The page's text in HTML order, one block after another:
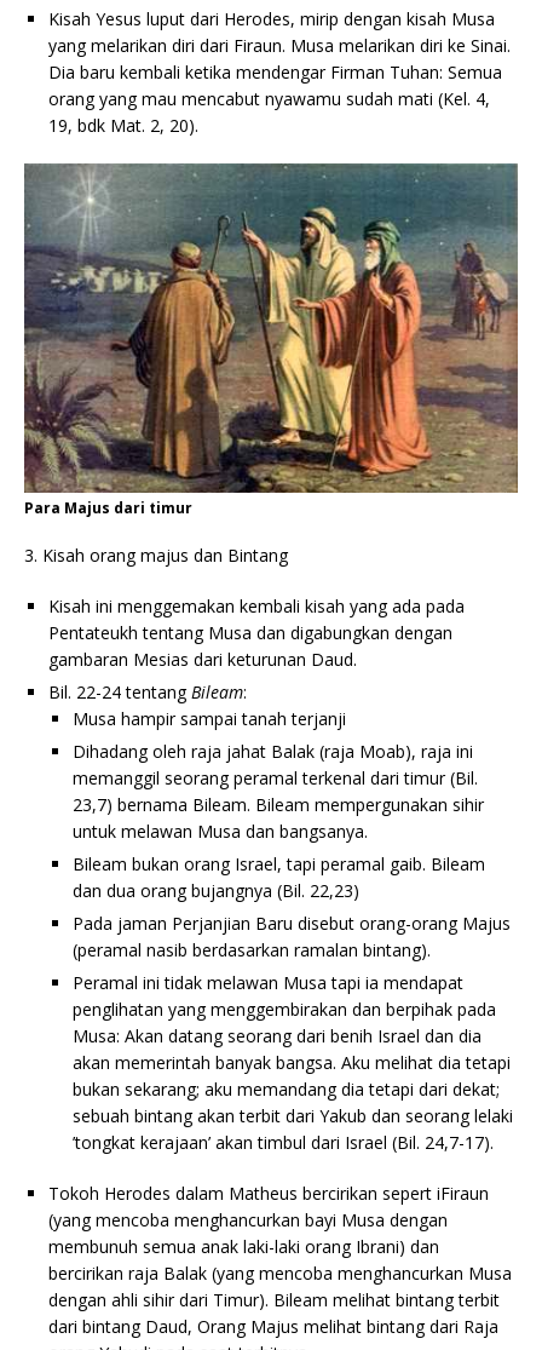
Kisah Yesus luput dari Herodes, mirip dengan kisah Musa
yang melarikan diri dari Firaun. Musa melarikan diri ke Sinai.
Dia baru kembali ketika mendengar Firman Tuhan: Semua
orang yang mau mencabut nyawamu sudah mati (Kel. 4,
19, bdk Mat. 2, 20).
Para Majus dari timur
3. Kisah orang majus dan Bintang
Kisah ini menggemakan kembali kisah yang ada pada
Pentateukh tentang Musa dan digabungkan dengan
gambaran Mesias dari keturunan Daud.
Bil. 22-24 tentang Bileam:
Musa hampir sampai tanah terjanji
Dihadang oleh raja jahat Balak (raja Moab), raja ini
memanggil seorang peramal terkenal dari timur (Bil.
23,7) bernama Bileam. Bileam mempergunakan sihir
untuk melawan Musa dan bangsanya.
Bileam bukan orang Israel, tapi peramal gaib. Bileam
dan dua orang bujangnya (Bil. 22,23)
Pada jaman Perjanjian Baru disebut orang-orang Majus
(peramal nasib berdasarkan ramalan bintang).
Peramal ini tidak melawan Musa tapi ia mendapat
penglihatan yang menggembirakan dan berpihak pada
Musa: Akan datang seorang dari benih Israel dan dia
akan memerintah banyak bangsa. Aku melihat dia tetapi
bukan sekarang; aku memandang dia tetapi dari dekat;
sebuah bintang akan terbit dari Yakub dan seorang lelaki
’tongkat kerajaan’ akan timbul dari Israel (Bil. 24,7-17).
Tokoh Herodes dalam Matheus bercirikan sepert iFiraun
(yang mencoba menghancurkan bayi Musa dengan
membunuh semua anak laki-laki orang Ibrani) dan
bercirikan raja Balak (yang mencoba menghancurkan Musa
dengan ahli sihir dari Timur). Bileam melihat bintang terbit
dari bintang Daud, Orang Majus melihat bintang dari Raja